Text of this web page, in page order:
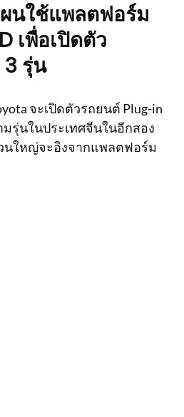
นใช้แพลตฟอร์ม
เพื่อเปิดตัว
รุ่น
จะเปิดตัวรถยนต์ Plug-in
รุ่นในประเทศจีนในอีกสอง
นใหญ่จะอิงจากแพลตฟอร์ม